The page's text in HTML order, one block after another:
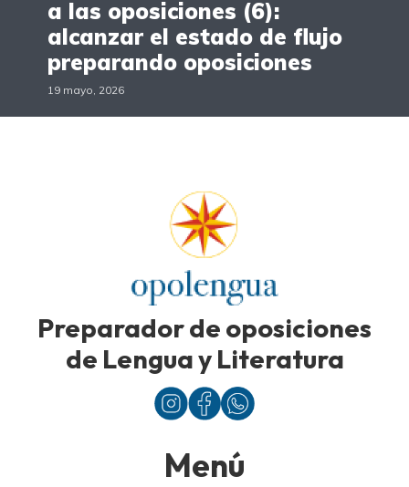
a las oposiciones (6):
alcanzar el estado de flujo
preparando oposiciones
19 mayo, 2026
Preparador de oposiciones
de Lengua y Literatura
Menú